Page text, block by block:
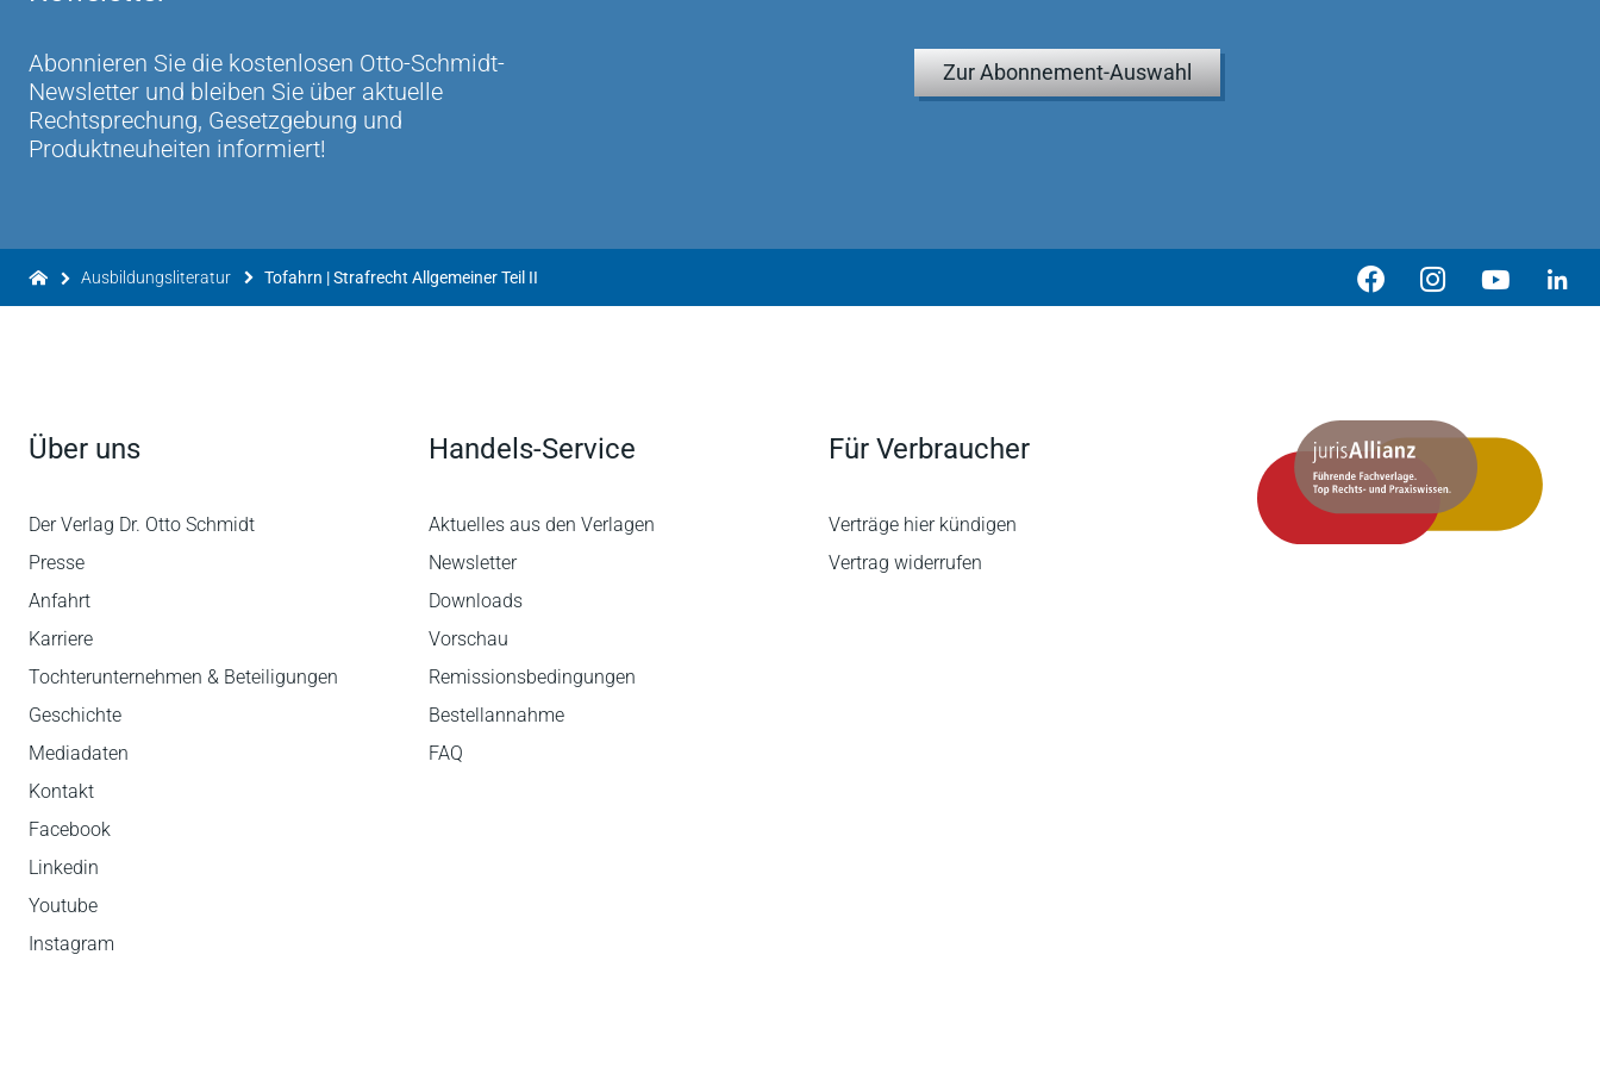
Abonnieren Sie die kostenlosen Otto-Schmidt-
Newsletter und bleiben Sie über aktuelle
Rechtsprechung, Gesetzgebung und
Produktneuheiten informiert!
Zur Abonnement-Auswahl
Ausbildungsliteratur Tofahrn | Strafrecht Allgemeiner Teil II
Über uns
Der Verlag Dr. Otto Schmidt
Presse
Anfahrt
Karriere
Tochterunternehmen & Beteiligungen
Geschichte
Mediadaten
Kontakt
Facebook
Linkedin
Youtube
Instagram
Handels-Service
Aktuelles aus den Verlagen
Newsletter
Downloads
Vorschau
Remissionsbedingungen
Bestellannahme
FAQ
Für Verbraucher
Verträge hier kündigen
Vertrag widerrufen